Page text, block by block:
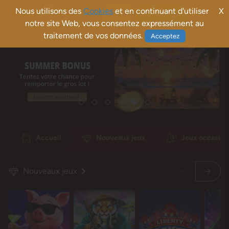
X
Nous utilisons des Cookies et en continuant d'utiliser
notre site Web, vous consentez expressément au
traitement de vos données.
Acceptez
S'inscrire Connexion
Nouveaux jeux